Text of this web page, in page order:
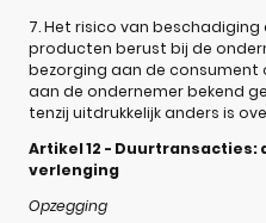
7. Het risico van
producten berust bij de
bezorging aan de consument
aan de ondernemer bekend
tenzij uitdrukkelijk anders is
Artikel 12 - Duurtransacties:
verlenging
Opzegging